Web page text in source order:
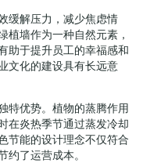
缓解压力，减少焦虑情
植墙作为一种自然元素，
助于提升员工的幸福感和
文化的建设具有长远意
特优势。植物的蒸腾作用
在炎热季节通过蒸发冷却
节能的设计理念不仅符合
约了运营成本。